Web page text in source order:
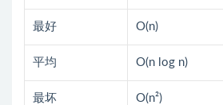
最好 O(n)
平均 O(n log n)
最坏 O(n²)